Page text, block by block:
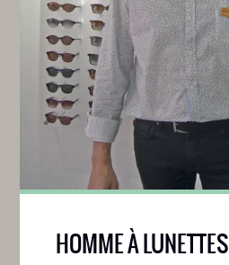
HOMME À LUNETTES